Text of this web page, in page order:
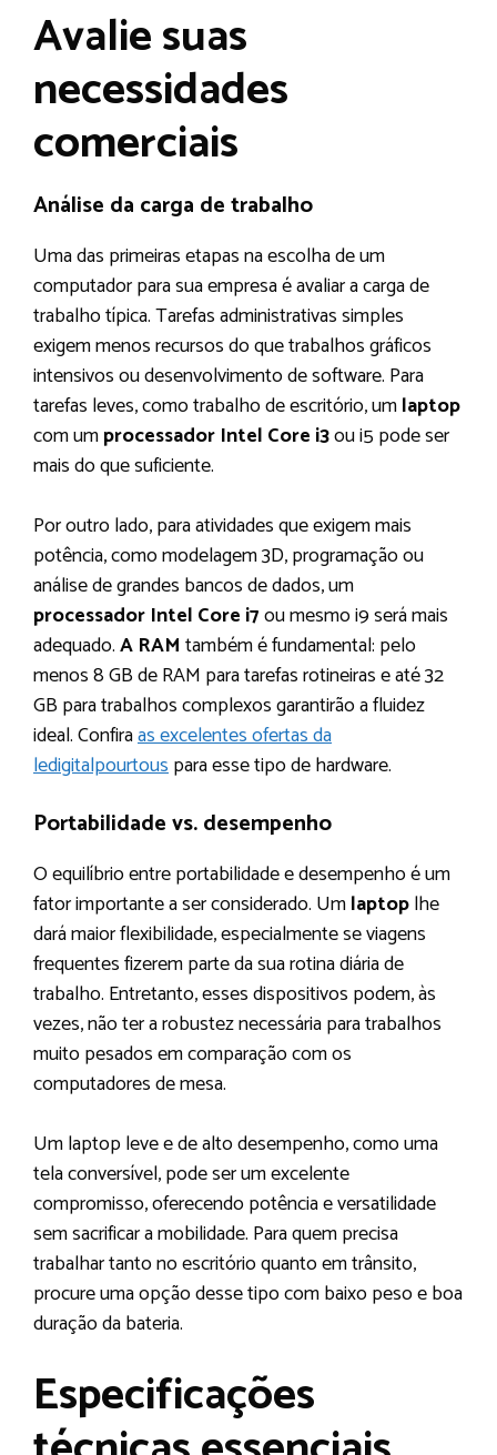
Avalie suas
necessidades
comerciais
Análise da carga de trabalho
Uma das primeiras etapas na escolha de um
computador para sua empresa é avaliar a carga de
trabalho típica. Tarefas administrativas simples
exigem menos recursos do que trabalhos gráficos
intensivos ou desenvolvimento de software. Para
tarefas leves, como trabalho de escritório, umlaptop
com umprocessador Intel Core i3ou i5 pode ser
mais do que suficiente.
Por outro lado, para atividades que exigem mais
potência, como modelagem 3D, programação ou
análise de grandes bancos de dados, um
processador Intel Core i7ou mesmo i9 será mais
adequado.A RAM também é fundamental: pelo
menos 8 GB de RAM para tarefas rotineiras e até 32
GB para trabalhos complexos garantirão a fluidez
ideal. Confiraas excelentes ofertas da
ledigitalpourtouspara esse tipo de hardware.
Portabilidade vs. desempenho
O equilíbrio entre portabilidade e desempenho é um
fator importante a ser considerado. Umlaptoplhe
dará maior flexibilidade, especialmente se viagens
frequentes fizerem parte da sua rotina diária de
trabalho. Entretanto, esses dispositivos podem, às
vezes, não ter a robustez necessária para trabalhos
muito pesados em comparação com os
computadores de mesa.
Um laptop leve e de alto desempenho, como uma
tela conversível, pode ser um excelente
compromisso, oferecendo potência e versatilidade
sem sacrificar a mobilidade. Para quem precisa
trabalhar tanto no escritório quanto em trânsito,
procure uma opção desse tipo com baixo peso e boa
duração da bateria.
Especificações